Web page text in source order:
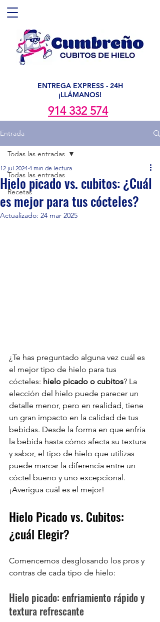
ENTREGA EXPRESS - 24H
¡LLÁMANOS!
914 332 574
Entrada
Todas las entradas
Recetas
Todas las entradas
Hielo picado vs. cubitos: ¿Cuál
es mejor para tus cócteles?
12 jul 2024 4 min de lectura
Actualizado: 24 mar 2025
¿Te has preguntado alguna vez cuál es
el mejor tipo de hielo para tus
cócteles: hielo picado o cubitos? La
elección del hielo puede parecer un
detalle menor, pero en realidad, tiene
un gran impacto en la calidad de tus
bebidas. Desde la forma en que enfría
la bebida hasta cómo afecta su textura
y sabor, el tipo de hielo que utilizas
puede marcar la diferencia entre un
cóctel bueno y uno excepcional.
¡Averigua cuál es el mejor!
Hielo Picado vs. Cubitos:
¿cuál Elegir?
Comencemos desglosando los pros y
contras de cada tipo de hielo:
Hielo picado: enfriamiento rápido y
textura refrescante